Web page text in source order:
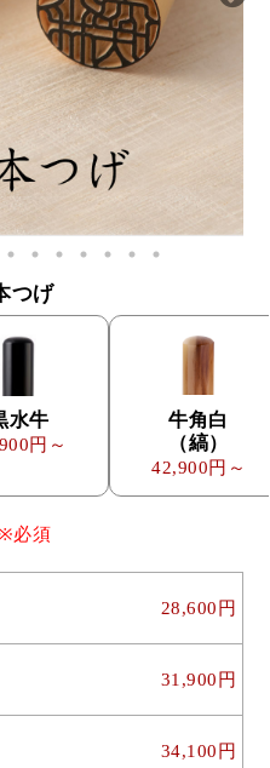
つげ
水牛
円～
牛角白
（縞）
42,900円～
必須
28,600円
31,900円
34,100円